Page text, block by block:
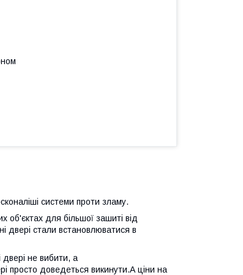
системи проти зламу.
об'єктах для більшої зашиті від
двері стали встановлюватися в
двері не вибити, а
просто доведеться викинути.А ціни на